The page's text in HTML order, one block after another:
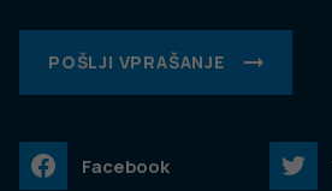
POŠLJI VPRAŠANJE
Facebook